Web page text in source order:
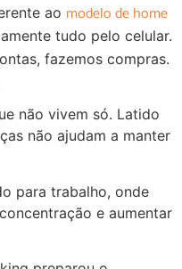
ao modelo de home
tudo pelo celular.
fazemos compras.
não vivem só. Latido
não ajudam a manter
para trabalho, onde
e aumentar